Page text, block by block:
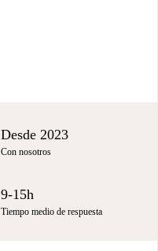
Desde 2023
Con nosotros
9-15h
Tiempo medio de respuesta